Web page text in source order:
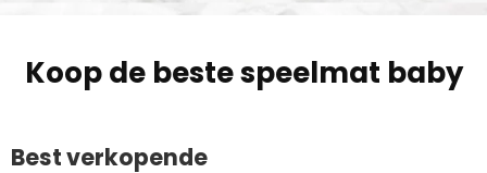
Koop de beste speelmat baby
Best verkopende